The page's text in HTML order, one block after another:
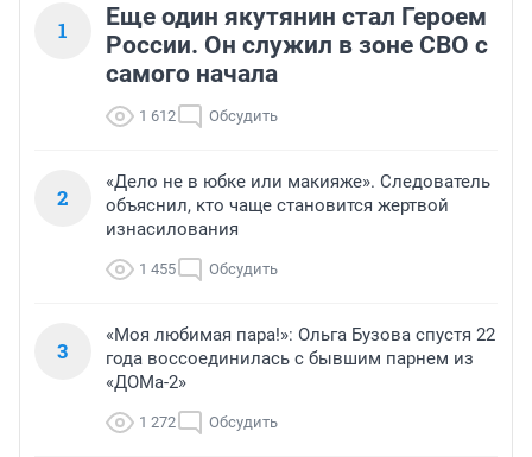
1
Еще один якутянин стал Героем
России. Он служил в зоне СВО с
самого начала
1 612 Обсудить
2
«Дело не в юбке или макияже». Следователь
объяснил, кто чаще становится жертвой
изнасилования
1 455 Обсудить
3
«Моя любимая пара!»: Ольга Бузова спустя 22
года воссоединилась с бывшим парнем из
«ДОМа-2»
1 272 Обсудить